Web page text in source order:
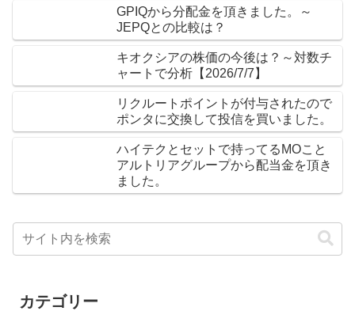
GPIQから分配金を頂きました。～
JEPQとの比較は？
キオクシアの株価の今後は？～対数チ
ャートで分析【2026/7/7】
リクルートポイントが付与されたので
ポンタに交換して投信を買いました。
ハイテクとセットで持ってるMOこと
アルトリアグループから配当金を頂き
ました。
カテゴリー